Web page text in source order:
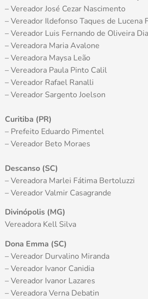
– Vereador José Cezar Nascimento
– Vereador Ildefonso Taques de Lucena
– Vereador Luis Fernando de Oliveira
– Vereadora Maria Avalone
– Vereadora Maysa Leão
– Vereadora Paula Pinto Calil
– Vereador Rafael Ranalli
– Vereador Sargento Joelson
Curitiba (PR)
– Prefeito Eduardo Pimentel
– Vereador Beto Moraes
Descanso (SC)
– Vereadora Marlei Fátima Bertoluzzi
– Vereador Valmir Casagrande
Divinópolis (MG)
Vereadora Kell Silva
Dona Emma (SC)
– Vereador Durvalino Miranda
– Vereador Ivanor Canidia
– Vereador Ivanor Lazares
– Vereadora Verna Debatin